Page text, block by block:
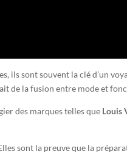
ils sont souvent la clé d’un
de la fusion entre mode et
des marques telles que Louis
sont la preuve que la